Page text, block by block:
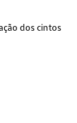
dos cintos